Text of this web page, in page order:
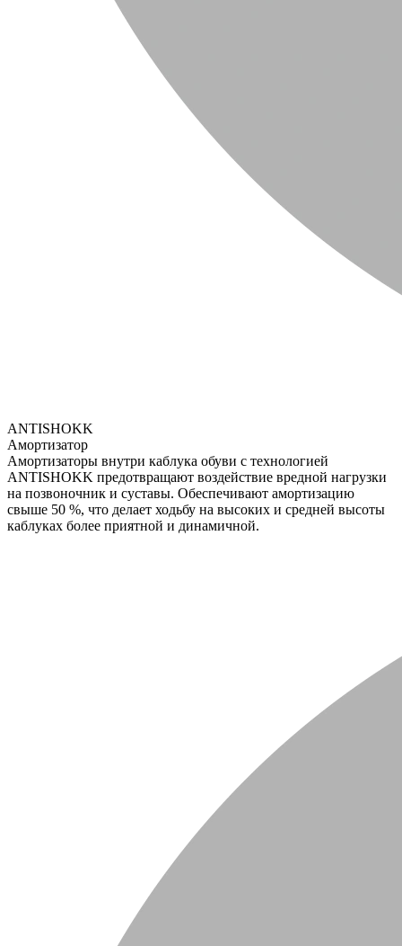
ANTISHOKK
Амортизатор
Амортизаторы внутри каблука обуви с технологией
ANTISHOKK предотвращают воздействие вредной нагрузки
на позвоночник и суставы. Обеспечивают амортизацию
свыше 50 %, что делает ходьбу на высоких и средней высоты
каблуках более приятной и динамичной.